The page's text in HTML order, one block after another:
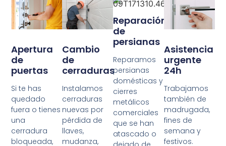
Apertura
de
puertas
Si te has
quedado
fuera o tienes
una
cerradura
bloqueada,
Cambio
de
cerraduras
Instalamos
cerraduras
nuevas por
pérdida de
llaves,
mudanza,
Reparación
de
persianas
Reparamos
persianas
domésticas y
cierres
metálicos
comerciales
que se han
atascado o
Asistencia
urgente
24h
Trabajamos
también de
madrugada,
fines de
semana y
festivos.